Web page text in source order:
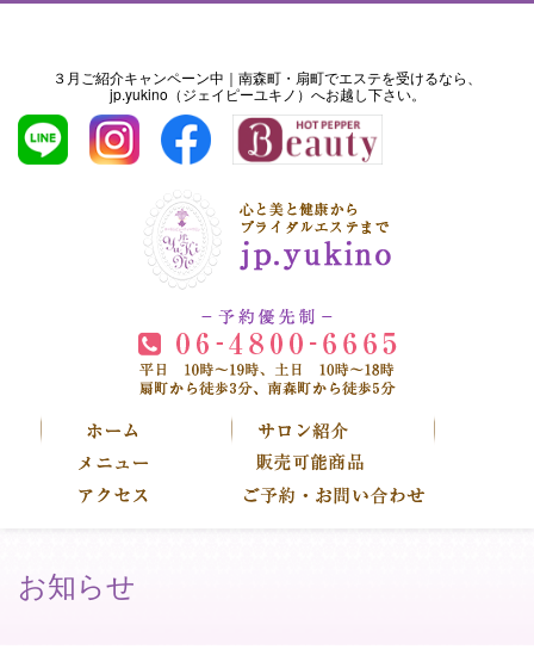
３月ご紹介キャンペーン中｜南森町・扇町でエステを受けるなら、
jp.yukino（ジェイピーユキノ）へお越し下さい。
お知らせ